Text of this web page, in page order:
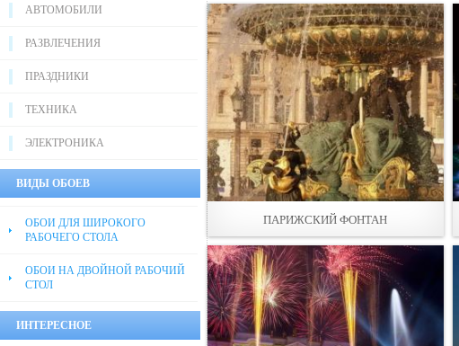
АВТОМОБИЛИ
РАЗВЛЕЧЕНИЯ
ПРАЗДНИКИ
ТЕХНИКА
ЭЛЕКТРОНИКА
ВИДЫ ОБОЕВ
ОБОИ ДЛЯ ШИРОКОГО
РАБОЧЕГО СТОЛА
ОБОИ НА ДВОЙНОЙ РАБОЧИЙ
СТОЛ
ИНТЕРЕСНОЕ
ПАРИЖСКИЙ ФОНТАН